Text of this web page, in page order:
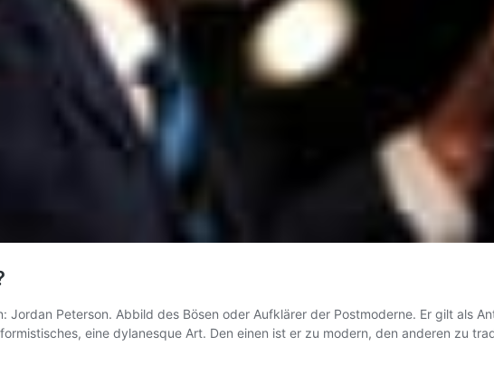
Peterson. Abbild des Bösen oder Aufklärer der Postmoderne. Er gilt als
eine dylanesque Art. Den einen ist er zu modern, den anderen zu